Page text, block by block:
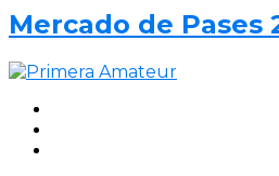
Mercado de Pases